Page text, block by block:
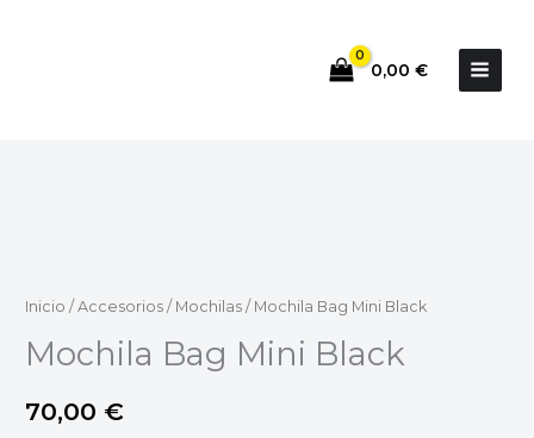
0,00 €
Inicio / Accesorios / Mochilas / Mochila Bag Mini Black
Mochila Bag Mini Black
70,00 €